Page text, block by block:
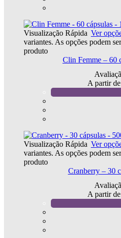
Visualização Rápida Ver
variantes. As opções podem
produto
Clin Femme – 60
A partir
Visualização Rápida Ver
variantes. As opções podem
produto
Cranberry – 30
A partir